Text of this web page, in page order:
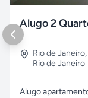
Rio de Janeiro,
Rio de Janeiro
Alugo